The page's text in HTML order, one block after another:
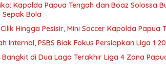
Kapolda Papua Tengah dan Boaz Solossa
Bola
Hingga Pesisir, Mini Soccer Kapolda Papua
Internal, PSBS Biak Fokus Persiapkan Liga 1
Bangkit di Dua Laga Terakhir Liga 4 Zona